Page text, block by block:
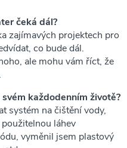
čeká dál?
zajímavých projektech pro
co bude dál.
ale mohu vám říct, že
každodenním životě?
systém na čištění vody,
láhev
vyměnil jsem plastový